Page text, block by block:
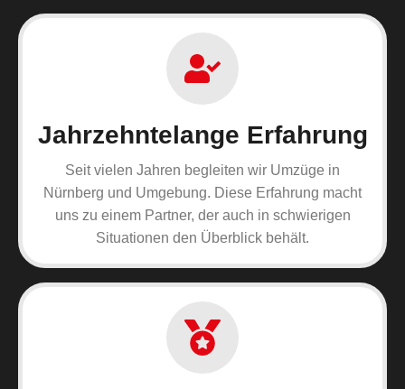
Jahrzehntelange Erfahrung
Seit vielen Jahren begleiten wir Umzüge in
Nürnberg und Umgebung. Diese Erfahrung macht
uns zu einem Partner, der auch in schwierigen
Situationen den Überblick behält.